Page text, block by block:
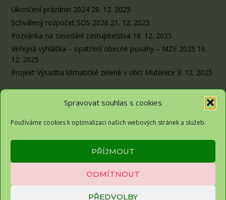
Spravovat souhlas s cookies
Používáme cookies k optimalizaci našich webových stránek a služeb.
PŘÍJMOUT
ODMÍTNOUT
PŘEDVOLBY
Ukončení prázdnin 2024 28. 12. 2025
Schválený rozpočet SOS 2026 21. 12. 2025
Pozvánka na zasedání zastupitelstva 18. 12. 2025
Veřejná vyhláška – opatření obecné povahy – MZE 2025 16.
12. 2025
Projekt Výsadba klimatické zeleně v obci Mutěnice 3. 12. 2025
Obec Sousedovice© 2026